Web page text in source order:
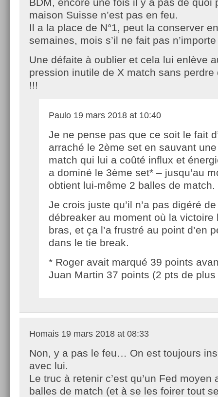
maison Suisse n’est pas en feu.
Il a la place de N°1, peut la conserver
semaines, mois s’il ne fait pas
Une défaite à oublier et cela lui enlève
pression inutile de X match sans
!!!
Paulo 19 mars 2018 at 10:40
Je ne pense pas que ce soit le fait
arraché le 2ème set en sauvant
match qui lui a coûté influx et
a dominé le 3ème set* – jusqu’au
obtient lui-même 2 balles de match.
Je crois juste qu’il n’a pas digéré
débreaker au moment où la victoire
bras, et ça l’a frustré au point d’en
dans le tie break.
* Roger avait marqué 39 points
Juan Martin 37 points (2 pts de
Homais 19 mars 2018 at 08:33
Non, y a pas le feu… On est toujours
avec lui.
Le truc à retenir c’est qu’un Fed moyen
balles de match (et à se les foirer tout